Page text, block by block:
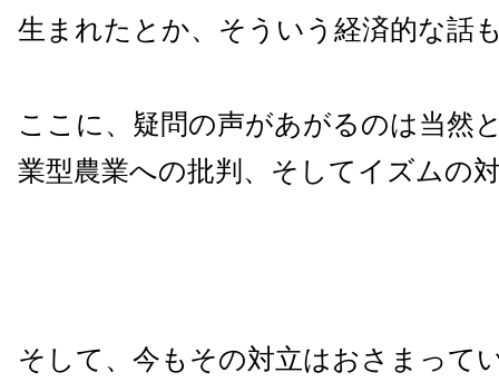
生まれたとか、そういう経済的な話
ここに、疑問の声があがるのは当然
業型農業への批判、そしてイズムの
そして、今もその対立はおさまって